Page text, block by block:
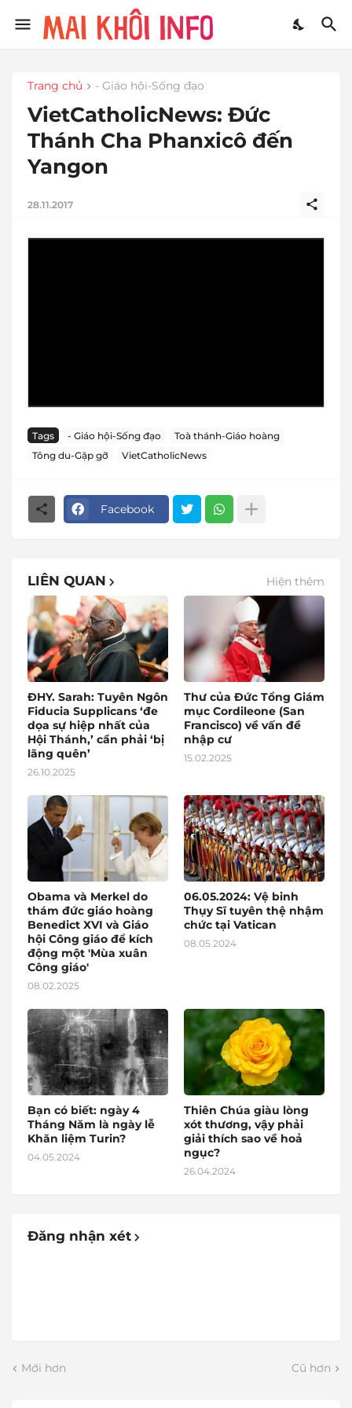
Trang chủ - Giáo hội-Sống đạo
VietCatholicNews: Đức
Thánh Cha Phanxicô đến
Yangon
28.11.2017
Tags - Giáo hội-Sống đạo
Toà thánh-Giáo hoàng
Tông du-Gặp gỡ
VietCatholicNews
Facebook
LIÊN QUAN Hiện thêm
ĐHY. Sarah: Tuyên Ngôn
Fiducia Supplicans ‘đe
dọa sự hiệp nhất của
Hội Thánh,’ cần phải ‘bị
lãng quên’
26.10.2025
Thư của Đức Tổng Giám
mục Cordileone (San
Francisco) về vấn đề
nhập cư
15.02.2025
Obama và Merkel do
thám đức giáo hoàng
Benedict XVI và Giáo
hội Công giáo để kích
động một 'Mùa xuân
Công giáo'
08.02.2025
06.05.2024: Vệ binh
Thụy Sĩ tuyên thệ nhậm
chức tại Vatican
08.05.2024
Bạn có biết: ngày 4
Tháng Năm là ngày lễ
Khăn liệm Turin?
04.05.2024
Thiên Chúa giàu lòng
xót thương, vậy phải
giải thích sao về hoả
ngục?
26.04.2024
Đăng nhận xét
Mới hơn Cũ hơn